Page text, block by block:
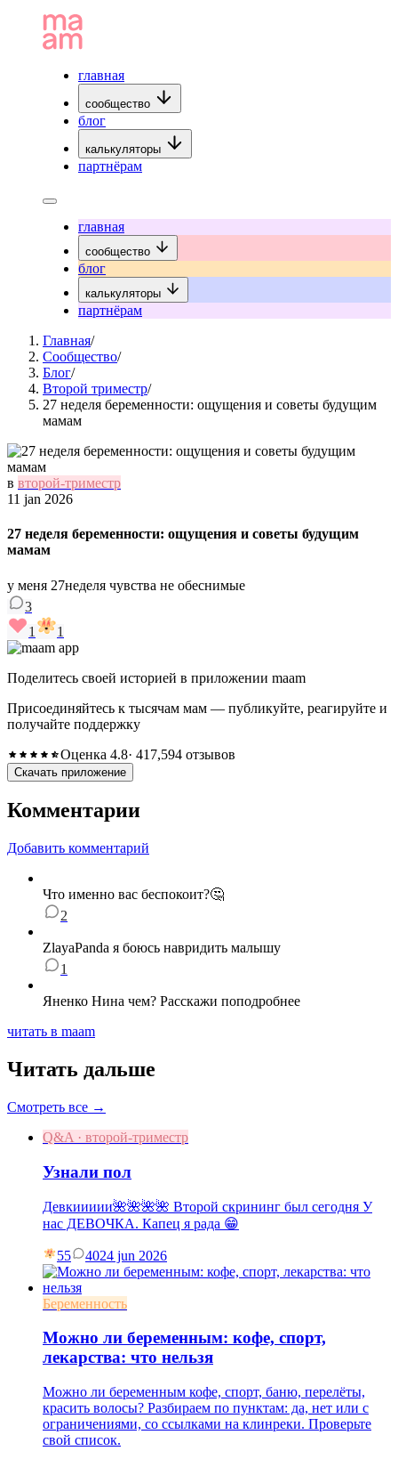
главная
сообщество
блог
калькуляторы
партнёрам
главная
сообщество
блог
калькуляторы
партнёрам
Главная/
Сообщество/
Блог/
Второй триместр/
27 неделя беременности: ощущения и советы будущим
мамам
в второй-триместр
11 jan 2026
27 неделя беременности: ощущения и советы будущим
мамам
у меня 27неделя чувства не обеснимые
3
1
1
Поделитесь своей историей в приложении maam
Присоединяйтесь к тысячам мам — публикуйте, реагируйте и
получайте поддержку
Оценка 4.8· 417,594 отзывов
Скачать приложение
Комментарии
Добавить комментарий
Что именно вас беспокоит?🤔
2
ZlayaPanda я боюсь навридить малышу
1
Яненко Нина чем? Расскажи поподробнее
читать в maam
Читать дальше
Смотреть все →
Q&A · второй-триместр
Узнали пол
Девкиииии🌺🌺🌺🌺 Второй скрининг был сегодня У
нас ДЕВОЧКА. Капец я рада 😁
55 4024 jun 2026
Беременность
Можно ли беременным: кофе, спорт,
лекарства: что нельзя
Можно ли беременным кофе, спорт, баню, перелёты,
красить волосы? Разбираем по пунктам: да, нет или с
ограничениями, со ссылками на клинреки. Проверьте
свой список.